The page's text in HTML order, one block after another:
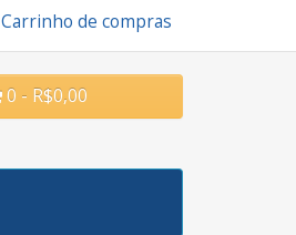
Carrinho de compras
0 - R$0,00